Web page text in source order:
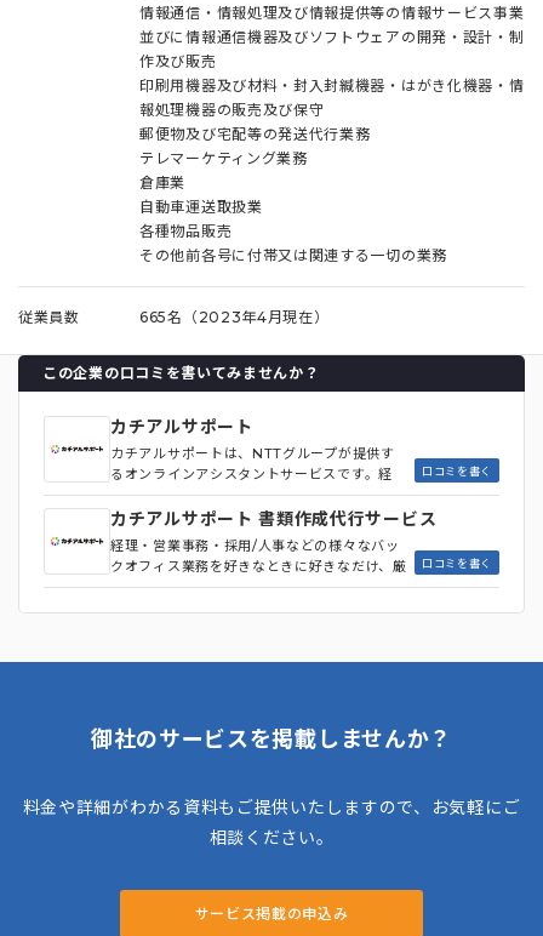
情報通信・情報処理及び情報提供等の情報サービス事業
並びに情報通信機器及びソフトウェアの開発・設計・制
作及び販売
印刷用機器及び材料・封入封緘機器・はがき化機器・情
報処理機器の販売及び保守
郵便物及び宅配等の発送代行業務
テレマーケティング業務
倉庫業
自動車運送取扱業
各種物品販売
その他前各号に付帯又は関連する一切の業務
従業員数 665名（2023年4月現在）
この企業の口コミを書いてみませんか？
カチアルサポート
カチアルサポートは、NTTグループが提供す
るオンラインアシスタントサービスです。経
理・営業事務・採用/人事など、さまざまなバ
ックオフィス業務を各分野のプロが代行しま
す。信頼と実績のNTTグループ企業で運営して
いるため、安心して利用することができます。
口コミを書く
カチアルサポート 書類作成代行サービス
経理・営業事務・採用/人事などの様々なバッ
クオフィス業務を好きなときに好きなだけ、厳
選されたスタッフに依頼できるサービスです。
担当する人事業務、さらにはSNS運用やWeb
サイト更新などのクリエイティブ業務にも対応
口コミを書く
御社のサービスを掲載しませんか？
料金や詳細がわかる資料もご提供いたしますので、お気軽にご
相談ください。
サービス掲載の申込み